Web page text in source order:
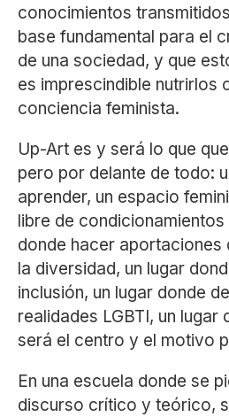
conocimientos
base fundamental para el
de una sociedad, y que
es imprescindible nutrirlos
conciencia feminista.
Up-Art es y será lo que
pero por delante de todo:
aprender, un espacio
libre de
donde hacer aportaciones
la diversidad, un lugar
inclusión, un lugar donde
realidades LGBTI, un lugar
será el centro y el motivo
En una escuela donde se
discurso crítico y teórico,